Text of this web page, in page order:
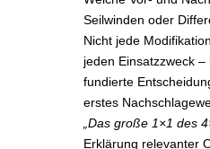
Seilwinden oder
Nicht jede
jeden Einsatzzweck
fundierte
erstes
„Das große 1×1 des
Erklärung relevanter